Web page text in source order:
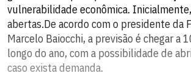
vulnerabilidade econômica.
abertas.De acordo com o presidente da
Marcelo Baiocchi, a previsão é chegar a
longo do ano, com a possibilidade de
caso exista demanda.